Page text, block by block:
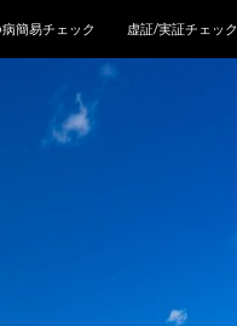
病簡易チェック 虚証/実証チェック